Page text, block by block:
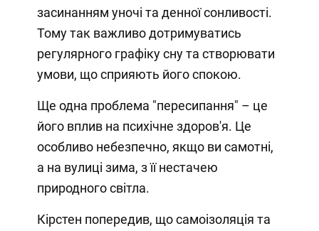
засинанням уночі та денної сонливості.
Тому так важливо дотримуватись
регулярного графіку сну та створювати
умови, що сприяють його спокою.
Ще одна проблема "пересипання" – це
його вплив на психічне здоров'я. Це
особливо небезпечно, якщо ви самотні,
а на вулиці зима, з її нестачею
природного світла.
Кірстен попередив, що самоізоляція та